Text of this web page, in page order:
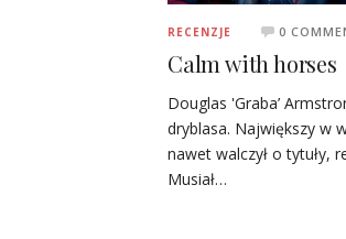
RECENZJE 0
Calm with horses
Douglas 'Graba’
dryblasa. Największy w
nawet walczył o tytuły,
Musiał…